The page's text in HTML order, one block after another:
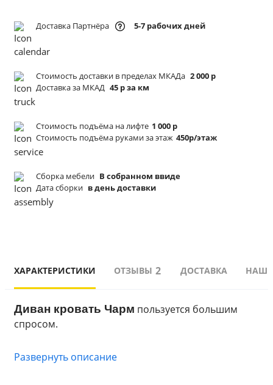
Доставка Партнёра 5-7 рабочих дней
Стоимость доставки в пределах МКАДа 2 000 р
Доставка за МКАД 45 р за км
Стоимость подъёма на лифте 1 000 р
Стоимость подъёма руками за этаж 450р/этаж
Сборка мебели В собранном ввиде
Дата сборки в день доставки
ХАРАКТЕРИСТИКИ ОТЗЫВЫ 2 ДОСТАВКА
Диван кровать Чарм пользуется большим
Развернуть описание